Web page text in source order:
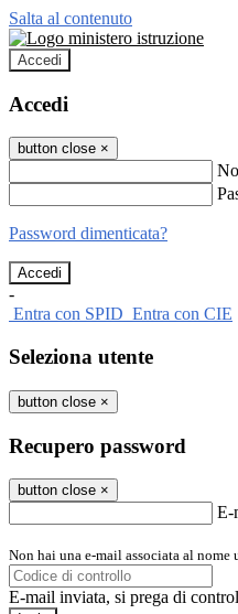
Salta al contenuto
Accedi
Accedi
button close ×
Password dimenticata?
-
Entra con SPID Entra con CIE
Seleziona utente
button close ×
Recupero password
button close ×
E-
Non hai una e-mail associata al
E-mail inviata, si prega di